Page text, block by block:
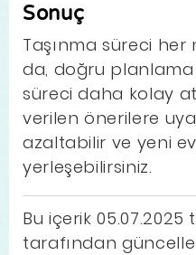
Sonuç
Taşınma süreci
da, doğru planlama
süreci daha kolay
verilen önerilere
azaltabilir ve yeni
yerleşebilirsiniz.
Bu içerik 05.07.2025
tarafından